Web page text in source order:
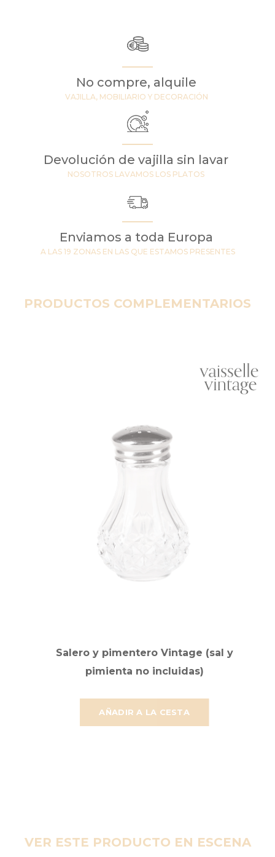
No compre, alquile
VAJILLA, MOBILIARIO Y DECORACIÓN
Devolución de vajilla sin lavar
NOSOTROS LAVAMOS LOS PLATOS
Enviamos a toda Europa
A LAS 19 ZONAS EN LAS QUE ESTAMOS PRESENTES
PRODUCTOS COMPLEMENTARIOS
AÑADIR A LA CESTA
Salero y pimentero Vintage (sal y
pimienta no incluidas)
VER ESTE PRODUCTO EN ESCENA